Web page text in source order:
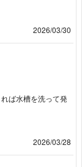
2026/03/30
ば水槽を洗って発
2026/03/28